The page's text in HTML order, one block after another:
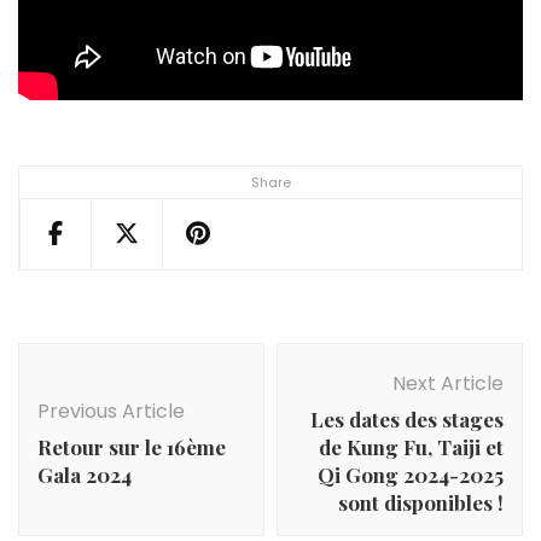
Share
Previous Article
Retour sur le 16ème
Gala 2024
Next Article
Les dates des stages
de Kung Fu, Taiji et
Qi Gong 2024-2025
sont disponibles !